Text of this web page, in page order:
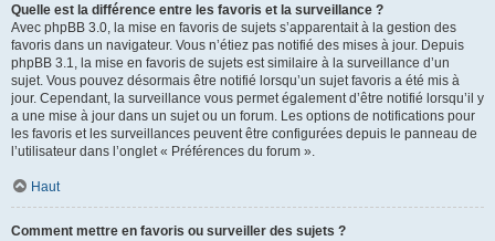
Quelle est la différence entre les favoris et la surveillance ?
Avec phpBB 3.0, la mise en favoris de sujets s’apparentait à la gestion des
favoris dans un navigateur. Vous n’étiez pas notifié des mises à jour. Depuis
phpBB 3.1, la mise en favoris de sujets est similaire à la surveillance d’un
sujet. Vous pouvez désormais être notifié lorsqu’un sujet favoris a été mis à
jour. Cependant, la surveillance vous permet également d’être notifié lorsqu’il y
a une mise à jour dans un sujet ou un forum. Les options de notifications pour
les favoris et les surveillances peuvent être configurées depuis le panneau de
l’utilisateur dans l’onglet « Préférences du forum ».
Haut
Comment mettre en favoris ou surveiller des sujets ?